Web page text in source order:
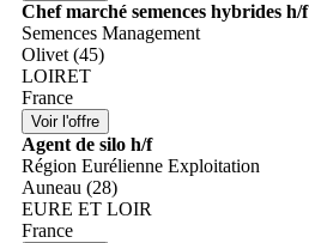
Chef marché semences hybrides h/f
Semences Management
Olivet (45)
LOIRET
France
Agent de silo h/f
Région Eurélienne Exploitation
Auneau (28)
EURE ET LOIR
France